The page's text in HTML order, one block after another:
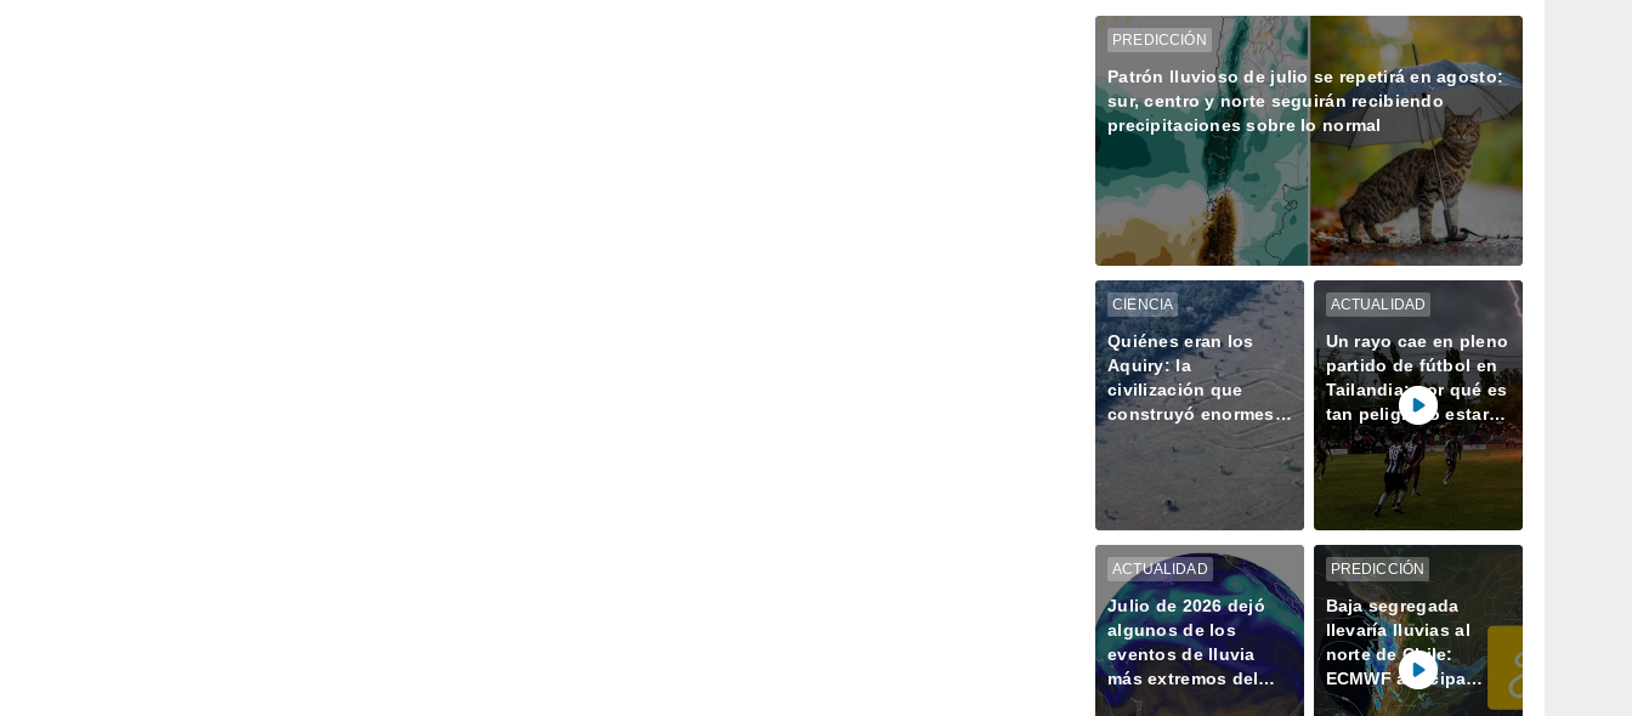
PREDICCIÓN
Patrón lluvioso de julio se repetirá en agosto:
sur, centro y norte seguirán recibiendo
precipitaciones sobre lo normal
CIENCIA
Quiénes eran los
Aquiry: la
civilización que
construyó enormes
geoglifos en la
Amazonía hace 2.500
ACTUALIDAD
Un rayo cae en pleno
partido de fútbol en
Tailandia: por qué es
tan peligroso estar a
la intemperie durante
una tormenta
ACTUALIDAD
Julio de 2026 dejó
algunos de los
eventos de lluvia
más extremos del
último tiempo
PREDICCIÓN
Baja segregada
llevaría lluvias al
norte de Chile:
ECMWF anticipa
precipitaciones entre